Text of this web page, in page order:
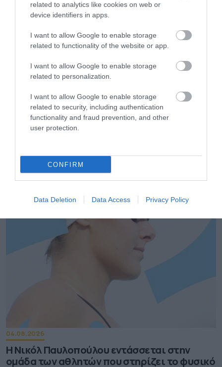
related to analytics like cookies on web or
device identifiers in apps.
I want to allow Google to enable storage
related to functionality of the website or app.
I want to allow Google to enable storage
related to personalization.
I want to allow Google to enable storage
related to security, including authentication
functionality and fraud prevention, and other
user protection.
CONFIRM
Data Deletion Data Access Privacy Policy
Efood: Άλμα 74,7% στον τζίρο της Go
Delivery το 2025
Latina: Η μπίρα που αλλάζει τον ρυθμό του
04.08.2026
Η Νικόλ Παυλοπούλου εντάσσεται στην
ομάδα των αθλητών που στηρίζει το φυσικό